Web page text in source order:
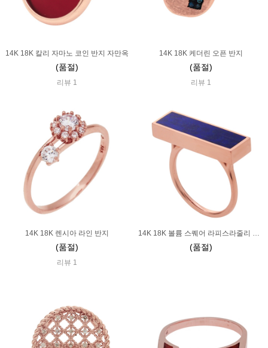
14K 18K 칼리 자마노 코인 반지 자만옥
(품절)
리뷰 1
14K 18K 케더린 오픈 반지
(품절)
리뷰 1
14K 18K 렌시아 라인 반지
(품절)
리뷰 1
(품절)